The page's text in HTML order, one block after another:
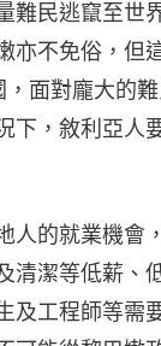
難民逃竄至世
亦不免俗，但
面對龐大的
下，敘利亞人
人的就業機會
清潔等低薪、
及工程師等需